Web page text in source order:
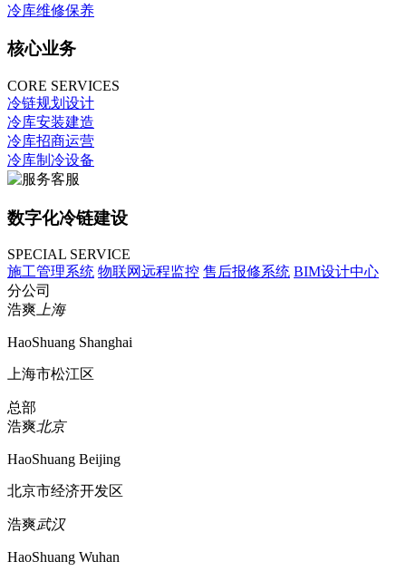
冷库维修保养
核心业务
CORE SERVICES
冷链规划设计
冷库安装建造
冷库招商运营
冷库制冷设备
数字化冷链建设
SPECIAL SERVICE
施工管理系统 物联网远程监控 售后报修系统 BIM设计中心
分公司
浩爽上海
HaoShuang Shanghai
上海市松江区
总部
浩爽北京
HaoShuang Beijing
北京市经济开发区
浩爽武汉
HaoShuang Wuhan